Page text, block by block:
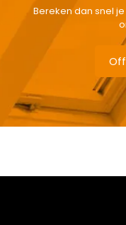
Bereken dan snel